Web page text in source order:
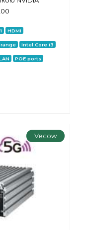
HDMI
Intel Core i3
POE ports
Vecow